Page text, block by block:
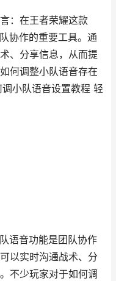
：在王者荣耀这款
协作的重要工具。通
、分享信息，从而提
何调整小队语音存在
小队语音设置教程 轻
语音功能是团队协作
以实时沟通战术、分
不少玩家对于如何调